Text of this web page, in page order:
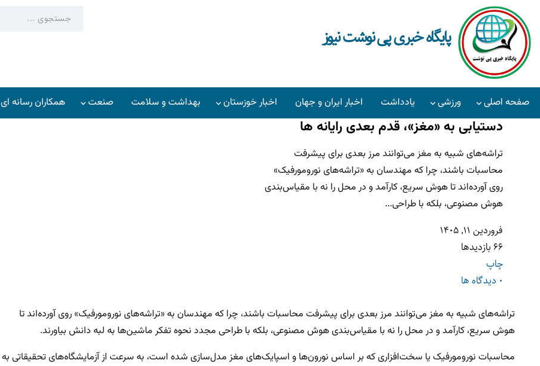
پایگاه خبری پی نوشت نیوز
صفحه اصلی ورزشی یادداشت اخبار ایران و جهان اخبار خوزستان بهداشت و سلامت صنعت همکاران رسانه ای
دستیابی به «مغز»، قدم بعدی رایانه ها
​تراشه‌های شبیه به مغز می‌توانند مرز بعدی برای پیشرفت
محاسبات باشند، چرا که مهندسان به «تراشه‌های نورومورفیک»
روی آورده‌اند تا هوش سریع، کارآمد و در محل را نه با مقیاس‌بندی
هوش مصنوعی، بلکه با طراحی...
فروردین ۱۱, ۱۴۰۵
66 بازدیدها
چاپ
0 دیدگاه ها
​تراشه‌های شبیه به مغز می‌توانند مرز بعدی برای پیشرفت محاسبات باشند، چرا که مهندسان به «تراشه‌های نورومورفیک» روی آورده‌اند تا
هوش سریع، کارآمد و در محل را نه با مقیاس‌بندی هوش مصنوعی، بلکه با طراحی مجدد نحوه تفکر ماشین‌ها به لبه دانش بیاورند.
محاسبات نورومورفیک یا سخت‌افزاری که بر اساس نورون‌ها و اسپایک‌های مغز مدل‌سازی شده است، به سرعت از آزمایشگاه‌های تحقیقاتی به